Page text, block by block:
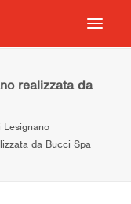
realizzata da
Lesignano
da Bucci Spa